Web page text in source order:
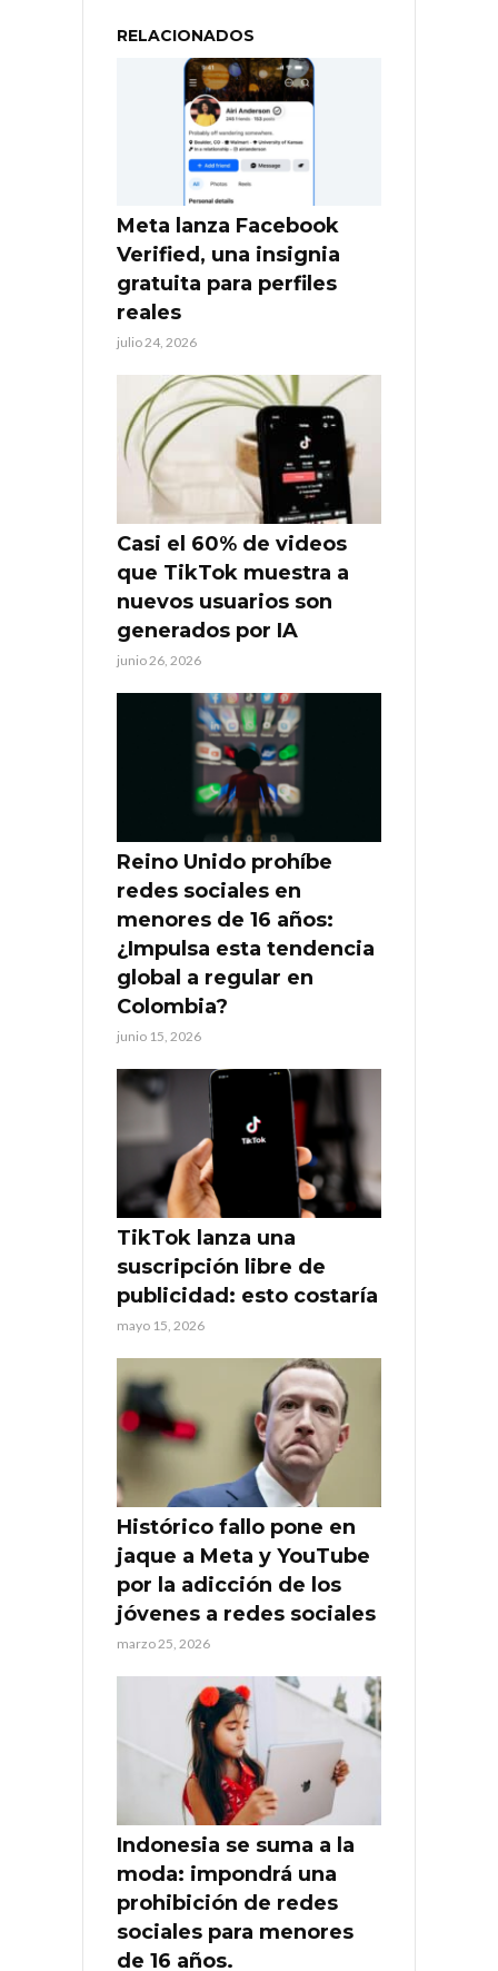
RELACIONADOS
Meta lanza Facebook
Verified, una insignia
gratuita para perfiles
reales
julio 24, 2026
Casi el 60% de videos
que TikTok muestra a
nuevos usuarios son
generados por IA
junio 26, 2026
Reino Unido prohíbe
redes sociales en
menores de 16 años:
¿Impulsa esta tendencia
global a regular en
Colombia?
junio 15, 2026
TikTok lanza una
suscripción libre de
publicidad: esto costaría
mayo 15, 2026
Histórico fallo pone en
jaque a Meta y YouTube
por la adicción de los
jóvenes a redes sociales
marzo 25, 2026
Indonesia se suma a la
moda: impondrá una
prohibición de redes
sociales para menores
de 16 años.